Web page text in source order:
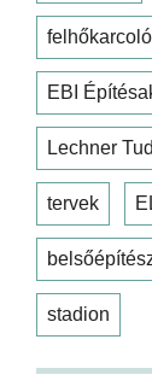
felhőkarcoló
EBI
Lechner
tervek
stadion